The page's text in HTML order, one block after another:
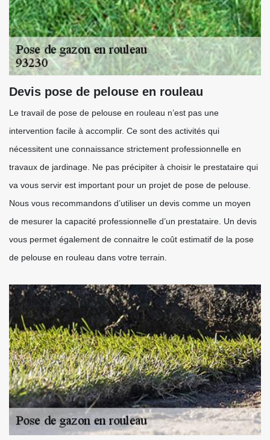
Devis pose de pelouse en rouleau
Le travail de pose de pelouse en rouleau n’est pas une
intervention facile à accomplir. Ce sont des activités qui
nécessitent une connaissance strictement professionnelle en
travaux de jardinage. Ne pas précipiter à choisir le prestataire qui
va vous servir est important pour un projet de pose de pelouse.
Nous vous recommandons d’utiliser un devis comme un moyen
de mesurer la capacité professionnelle d’un prestataire. Un devis
vous permet également de connaitre le coût estimatif de la pose
de pelouse en rouleau dans votre terrain.